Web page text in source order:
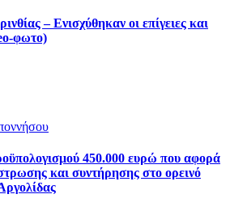
– Ενισχύθηκαν οι επίγειες και
φωτο)
450.000 ευρώ που αφορά
και συντήρησης στο ορεινό